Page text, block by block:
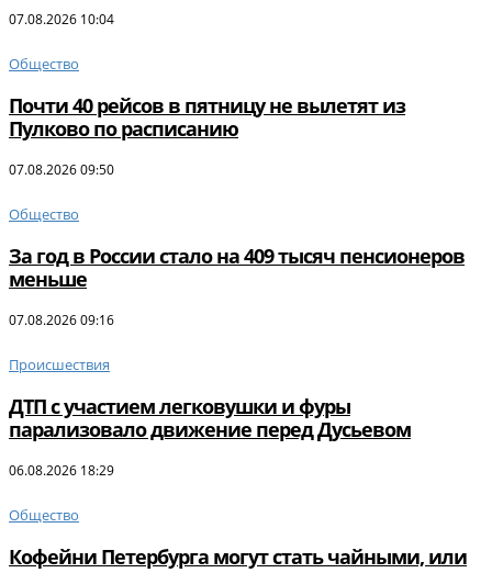
07.08.2026 10:04
Общество
Почти 40 рейсов в пятницу не вылетят из
Пулково по расписанию
07.08.2026 09:50
Общество
За год в России стало на 409 тысяч пенсионеров
меньше
07.08.2026 09:16
Происшествия
ДТП с участием легковушки и фуры
парализовало движение перед Дусьевом
06.08.2026 18:29
Общество
Кофейни Петербурга могут стать чайными, или